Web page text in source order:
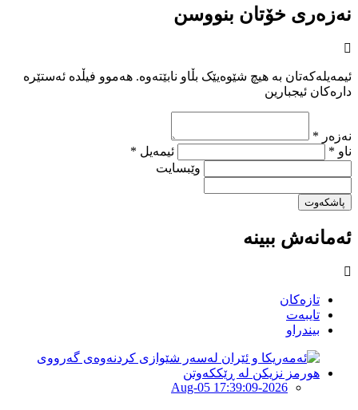
نەزەری خۆتان بنووسن
ئیمەیلەکەتان بە هیچ شێوەیێک بڵاو نابێتەوە. هەموو فیڵدە ئەستێرە
دارەکان ئیجبارین
نەزەر *
ناو *
ئیمەیل *
وێبسایت
پاشکەوت
ئەمانەش ببینە
تازەکان
تایبەت
بیندراو
2026-Aug-05 17:39:09